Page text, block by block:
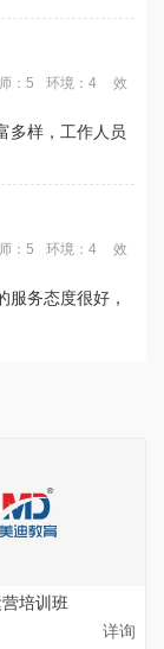
：5 环境：4
效
多样，工作人员
：5 环境：4
效
服务态度很好，
培训班
详询